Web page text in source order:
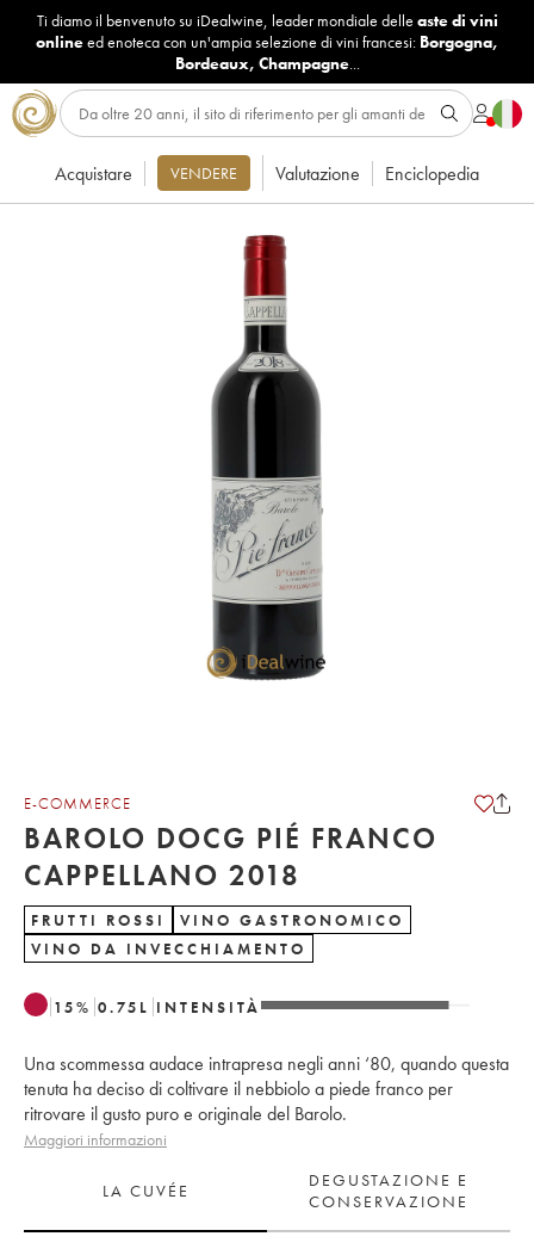
Ti diamo il benvenuto su iDealwine, leader mondiale delle aste di vini
onlineed enoteca con un'ampia selezione di vini francesi: Borgogna,
Bordeaux, Champagne...
Acquistare VENDERE Valutazione Enciclopedia
E-COMMERCE
BAROLO DOCG PIÉ FRANCO
CAPPELLANO 2018
FRUTTI ROSSI
VINO GASTRONOMICO
VINO DA INVECCHIAMENTO
15% 0.75 L INTENSITÀ
Una scommessa audace intrapresa negli anni ‘80, quando questa
tenuta ha deciso di coltivare il nebbiolo a piede franco per
ritrovare il gusto puro e originale del Barolo.
Maggiori informazioni
LA CUVÉE
DEGUSTAZIONE E
CONSERVAZIONE